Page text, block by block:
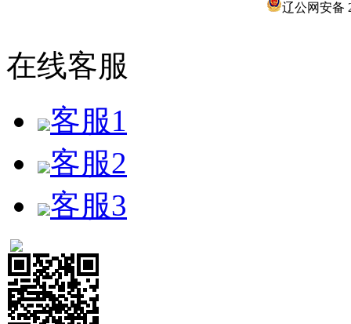
辽公网安备
在线客服
客服1
客服2
客服3